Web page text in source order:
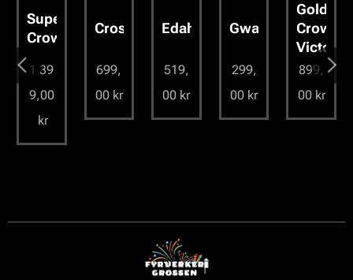
Super
Crown
1 39
9,00
kr
Crossfire
699,
00kr
Edaha
519,
00 kr
Gwar
299,
00 kr
Golden
Crown
Victoria
899,
00kr